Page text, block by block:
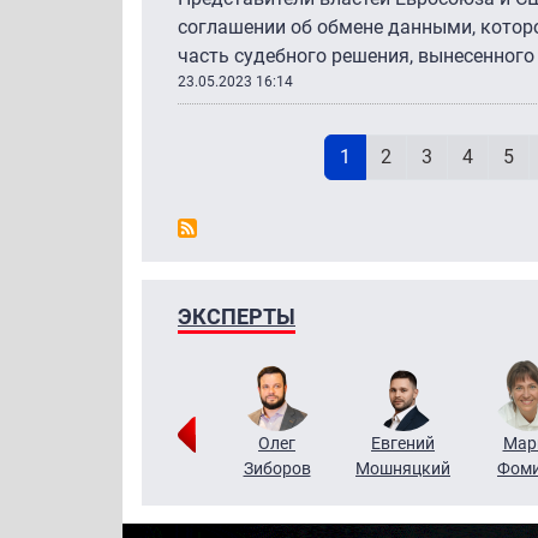
соглашении об обмене данными,
часть судебного решения,
23.05.2023 16:14
Текущая страница
1 Page
2 Page
3 Page
4 5
ЭКСПЕРТЫ
Григорий
Олег
Зиборов
Евгений
Мошняцкий